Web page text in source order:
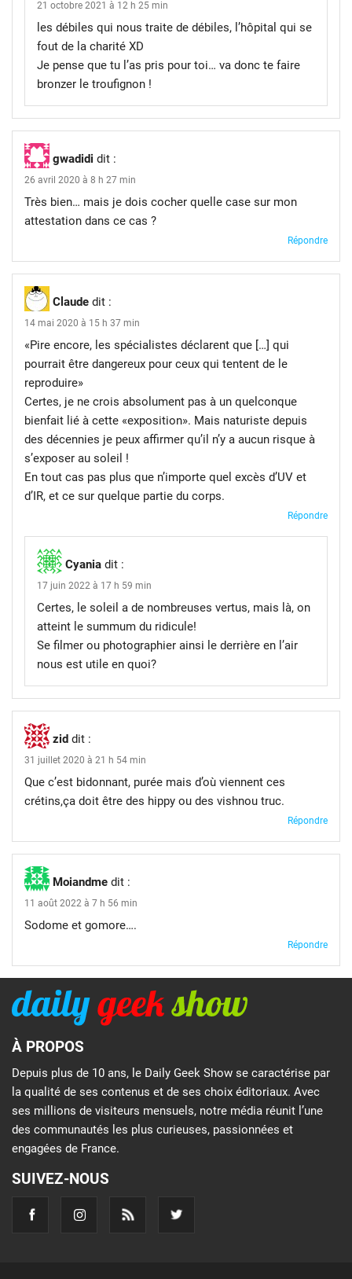
21 octobre 2021 à 12 h 25 min
les débiles qui nous traite de débiles, l’hôpital qui se
fout de la charité XD
Je pense que tu l’as pris pour toi… va donc te faire
bronzer le troufignon !
gwadidi dit :
26 avril 2020 à 8 h 27 min
Très bien… mais je dois cocher quelle case sur mon
attestation dans ce cas ?
Répondre
Claude dit :
14 mai 2020 à 15 h 37 min
«Pire encore, les spécialistes déclarent que […] qui
pourrait être dangereux pour ceux qui tentent de le
reproduire»
Certes, je ne crois absolument pas à un quelconque
bienfait lié à cette «exposition». Mais naturiste depuis
des décennies je peux affirmer qu’il n’y a aucun risque à
s’exposer au soleil !
En tout cas pas plus que n’importe quel excès d’UV et
d’IR, et ce sur quelque partie du corps.
Répondre
Cyania dit :
17 juin 2022 à 17 h 59 min
Certes, le soleil a de nombreuses vertus, mais là, on
atteint le summum du ridicule!
Se filmer ou photographier ainsi le derrière en l’air
nous est utile en quoi?
zid dit :
31 juillet 2020 à 21 h 54 min
Que c’est bidonnant, purée mais d’où viennent ces
crétins,ça doit être des hippy ou des vishnou truc.
Répondre
Moiandme dit :
11 août 2022 à 7 h 56 min
Sodome et gomore….
Répondre
À PROPOS
Depuis plus de 10 ans, le Daily Geek Show se caractérise par
la qualité de ses contenus et de ses choix éditoriaux. Avec
ses millions de visiteurs mensuels, notre média réunit l’une
des communautés les plus curieuses, passionnées et
engagées de France.
SUIVEZ-NOUS